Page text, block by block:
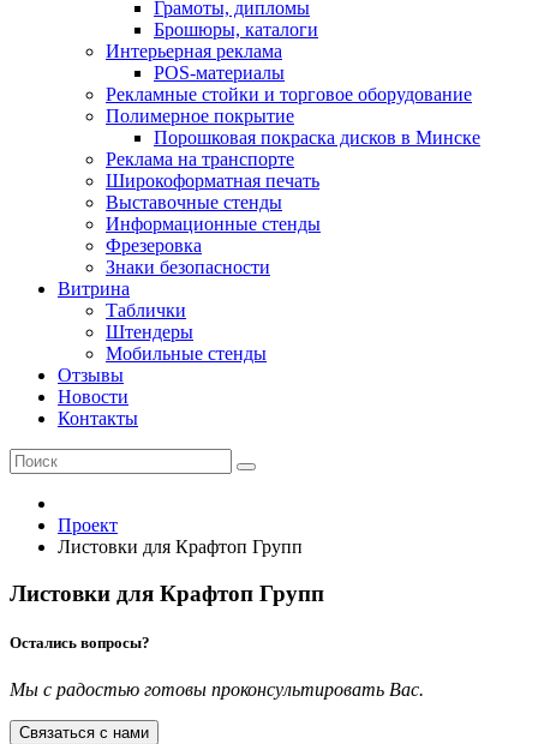
Грамоты, дипломы
Брошюры, каталоги
Интерьерная реклама
POS-материалы
Рекламные стойки и торговое оборудование
Полимерное покрытие
Порошковая покраска дисков в Минске
Реклама на транспорте
Широкоформатная печать
Выставочные стенды
Информационные стенды
Фрезеровка
Знаки безопасности
Витрина
Таблички
Штендеры
Мобильные стенды
Отзывы
Новости
Контакты
Проект
Листовки для Крафтоп Групп
Листовки для Крафтоп Групп
Остались вопросы?
Мы с радостью готовы проконсультировать Вас.
Связаться с нами